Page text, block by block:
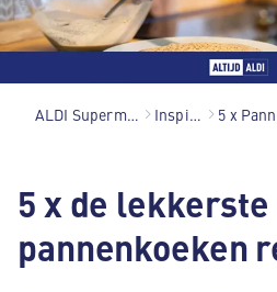
ALDI Supermarkten Inspiratie
5 x de lekkerste
pannenkoeken